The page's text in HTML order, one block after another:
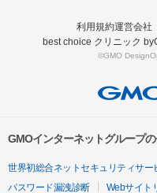
利用規約運営会社
best choice クリニック
©GMO
GMOインターネットグループ
世界初総合ネットセキュリティサー
パスワード漏洩診断
Webサイト